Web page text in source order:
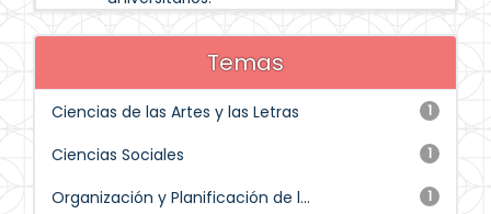
Temas
1
Ciencias de las Artes y las Letras
1
Ciencias Sociales
1
Organización y Planificación de l...